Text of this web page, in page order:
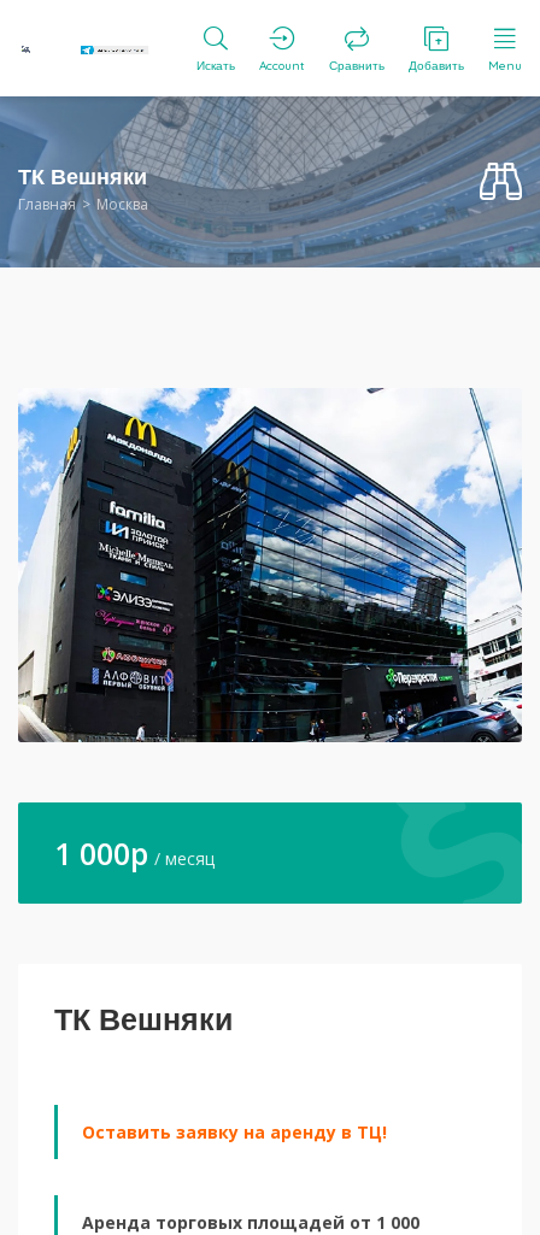
Искать Account Сравнить Добавить Menu
ТК Вешняки
Главная Москва
1 000p / месяц
ТК Вешняки
Оставить заявку на аренду в ТЦ!
Аренда торговых площадей от 1 000